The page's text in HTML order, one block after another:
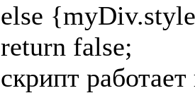
else
return false;
скрипт